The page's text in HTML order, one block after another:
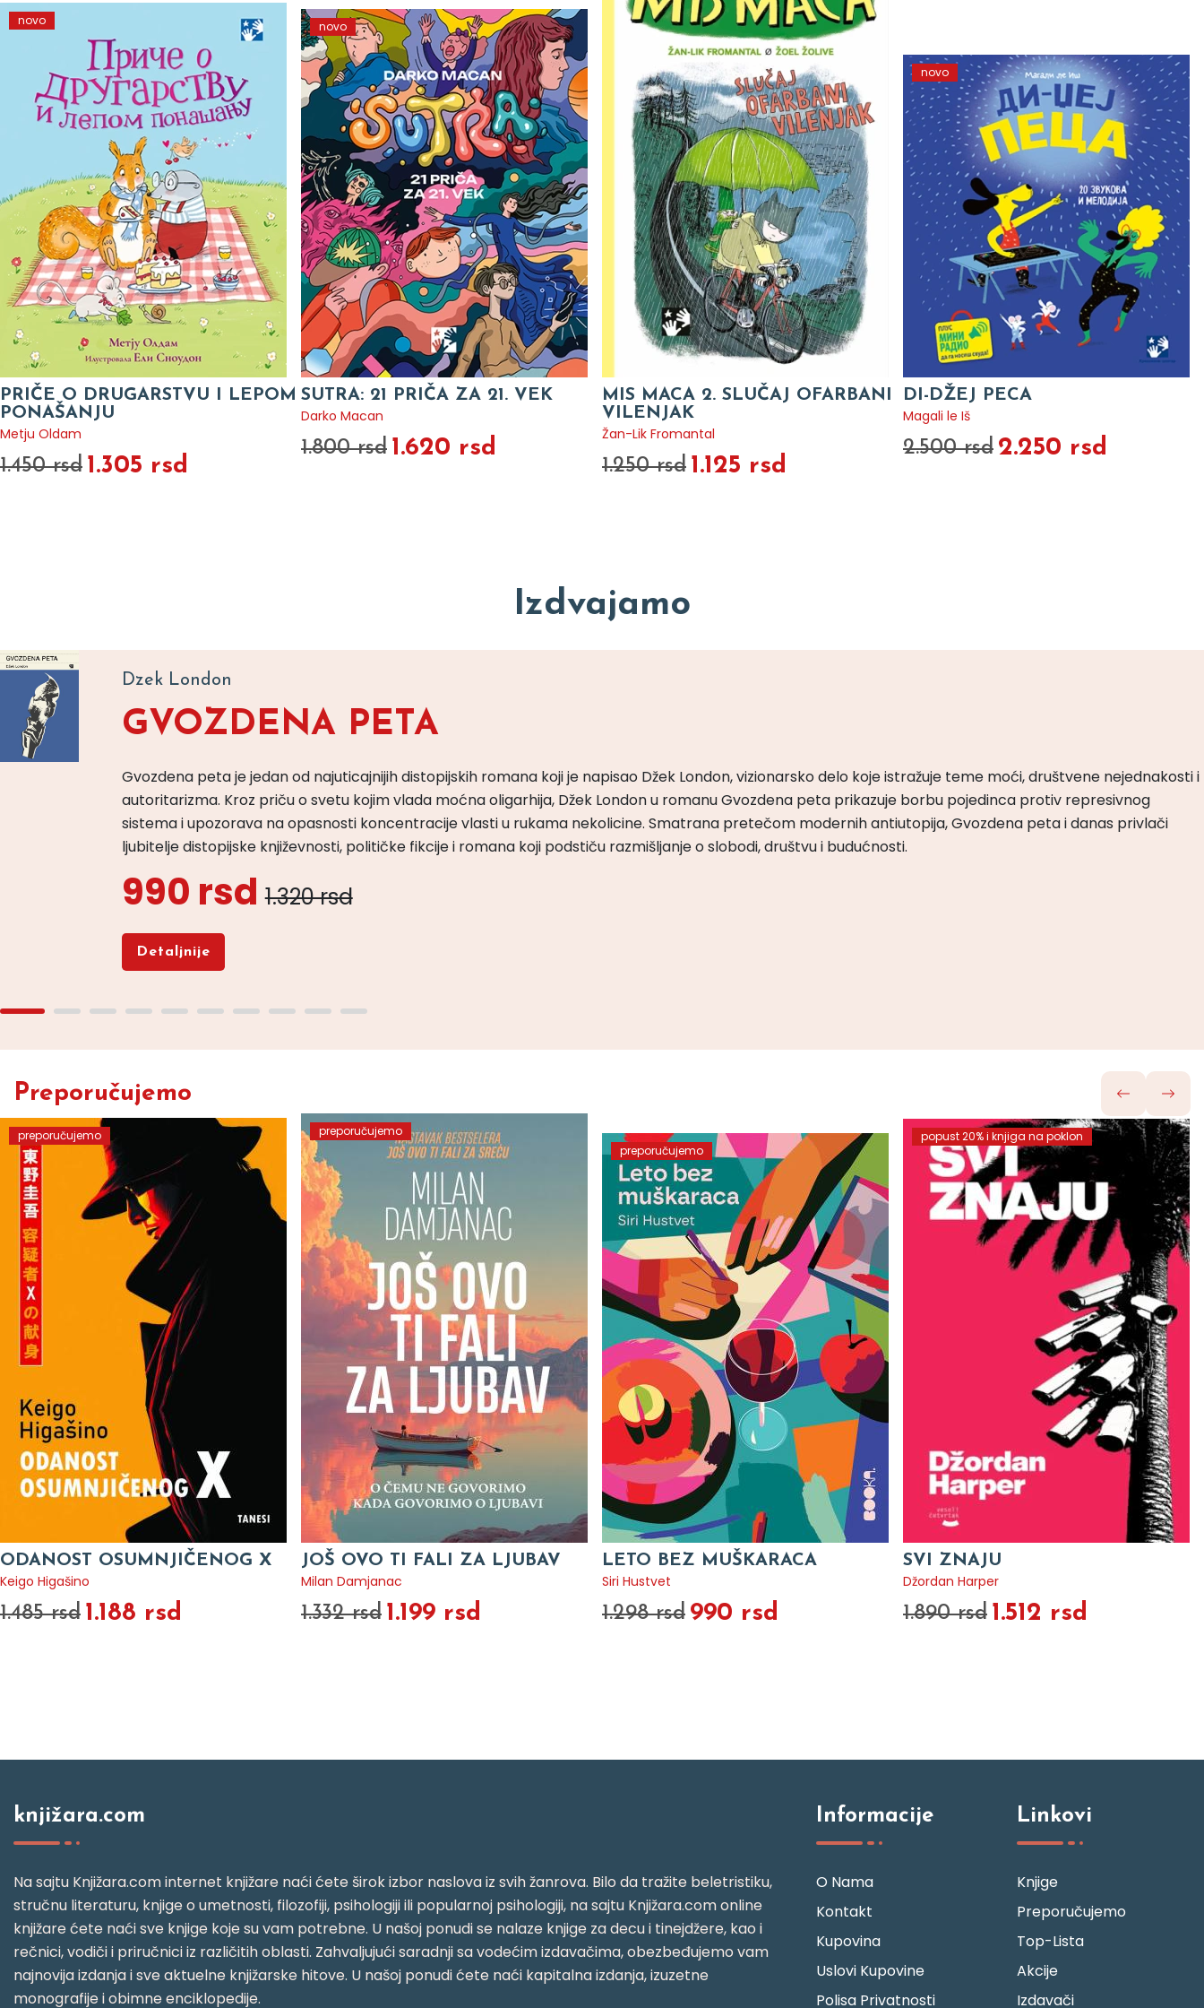
novo
PRIČE O DRUGARSTVU I LEPOM
PONAŠANJU
Metju Oldam
1.450 rsd 1.305 rsd
novo
SUTRA: 21 PRIČA ZA 21. VEK
Darko Macan
1.800 rsd 1.620 rsd
MIS MACA 2. SLUČAJ OFARBANI
VILENJAK
Žan-Lik Fromantal
1.250 rsd 1.125 rsd
novo
DI-DŽEJ PECA
Magali le Iš
2.500 rsd 2.250 rsd
Izdvajamo
Dzek London
GVOZDENA PETA
Gvozdena peta je jedan od najuticajnijih distopijskih romana koji je napisao Džek London, vizionarsko delo koje istražuje teme moći, društvene nejednakosti i
autoritarizma. Kroz priču o svetu kojim vlada moćna oligarhija, Džek London u romanu Gvozdena peta prikazuje borbu pojedinca protiv represivnog
sistema i upozorava na opasnosti koncentracije vlasti u rukama nekolicine. Smatrana pretečom modernih antiutopija, Gvozdena peta i danas privlači
ljubitelje distopijske književnosti, političke fikcije i romana koji podstiču razmišljanje o slobodi, društvu i budućnosti.
990 rsd 1.320 rsd
Detaljnije
Preporučujemo
preporučujemo
ODANOST OSUMNJIČENOG X
Keigo Higašino
1.485 rsd 1.188 rsd
preporučujemo
JOŠ OVO TI FALI ZA LJUBAV
Milan Damjanac
1.332 rsd 1.199 rsd
preporučujemo
LETO BEZ MUŠKARACA
Siri Hustvet
1.298 rsd 990 rsd
popust 20% i knjiga na poklon
SVI ZNAJU
Džordan Harper
1.890 rsd 1.512 rsd
knjižara.com
Na sajtu Knjižara.com internet knjižare naći ćete širok izbor naslova iz svih žanrova. Bilo da tražite beletristiku,
stručnu literaturu, knjige o umetnosti, filozofiji, psihologiji ili popularnoj psihologiji, na sajtu Knjižara.com online
knjižare ćete naći sve knjige koje su vam potrebne. U našoj ponudi se nalaze knjige za decu i tinejdžere, kao i
rečnici, vodiči i priručnici iz različitih oblasti. Zahvaljujući saradnji sa vodećim izdavačima, obezbeđujemo vam
najnovija izdanja i sve aktuelne knjižarske hitove. U našoj ponudi ćete naći kapitalna izdanja, izuzetne
monografije i obimne enciklopedije.
Informacije
O Nama
Kontakt
Kupovina
Uslovi Kupovine
Polisa Privatnosti
Linkovi
Knjige
Preporučujemo
Top-Lista
Akcije
Izdavači